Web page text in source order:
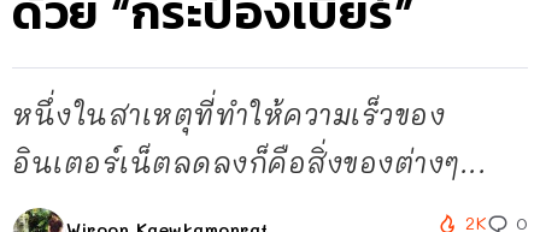
หนึ่งในสาเหตุที่ทำให้ความเร็วของ
อินเตอร์เน็ตลดลงก็คือสิ่งของต่างๆ...
2K 0